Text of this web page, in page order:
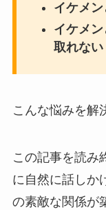
イケメ
イケメ
取れない
こんな悩みを解
この記事を読み
に自然に話しか
の素敵な関係が